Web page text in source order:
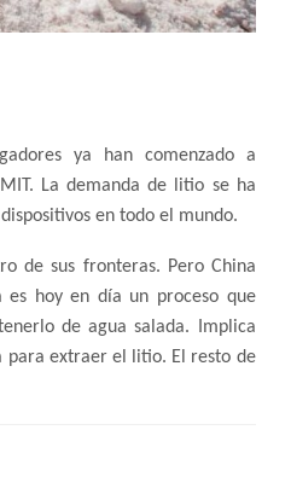
ya han comenzado a
La demanda de litio se ha
en todo el mundo.
de sus fronteras. Pero China
hoy en día un proceso que
de agua salada. Implica
para extraer el litio. El resto de